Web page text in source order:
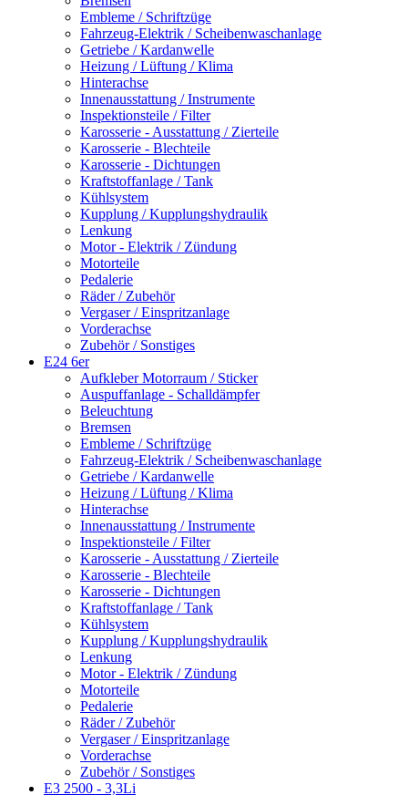
Embleme / Schriftzüge
Fahrzeug-Elektrik / Scheibenwaschanlage
Getriebe / Kardanwelle
Heizung / Lüftung / Klima
Hinterachse
Innenausstattung / Instrumente
Inspektionsteile / Filter
Karosserie - Ausstattung / Zierteile
Karosserie - Blechteile
Karosserie - Dichtungen
Kraftstoffanlage / Tank
Kühlsystem
Kupplung / Kupplungshydraulik
Lenkung
Motor - Elektrik / Zündung
Motorteile
Pedalerie
Räder / Zubehör
Vergaser / Einspritzanlage
Vorderachse
Zubehör / Sonstiges
E24 6er
Aufkleber Motorraum / Sticker
Auspuffanlage - Schalldämpfer
Beleuchtung
Bremsen
Embleme / Schriftzüge
Fahrzeug-Elektrik / Scheibenwaschanlage
Getriebe / Kardanwelle
Heizung / Lüftung / Klima
Hinterachse
Innenausstattung / Instrumente
Inspektionsteile / Filter
Karosserie - Ausstattung / Zierteile
Karosserie - Blechteile
Karosserie - Dichtungen
Kraftstoffanlage / Tank
Kühlsystem
Kupplung / Kupplungshydraulik
Lenkung
Motor - Elektrik / Zündung
Motorteile
Pedalerie
Räder / Zubehör
Vergaser / Einspritzanlage
Vorderachse
Zubehör / Sonstiges
E3 2500 - 3,3Li